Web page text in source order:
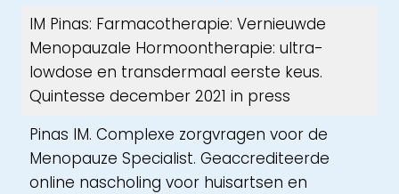
IM Pinas: Farmacotherapie: Vernieuwde
Menopauzale Hormoontherapie: ultra-
lowdose en transdermaal eerste keus.
Quintesse december 2021 in press
Pinas IM. Complexe zorgvragen voor de
Menopauze Specialist. Geaccrediteerde
online nascholing voor huisartsen en